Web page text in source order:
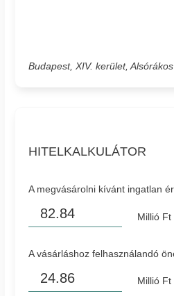
Budapest, XIV. kerület, Alsórákos
HITELKALKULÁTOR
A megvásárolni kívánt ingatlan
Millió Ft
A vásárláshoz felhasználandó
Millió Ft